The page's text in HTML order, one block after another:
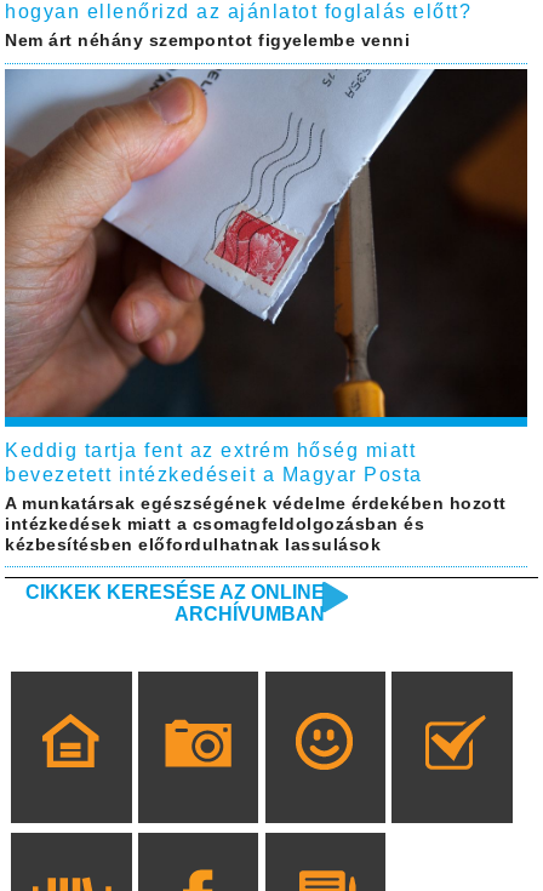
hogyan ellenőrizd az ajánlatot foglalás előtt?
Nem árt néhány szempontot figyelembe venni
Keddig tartja fent az extrém hőség miatt
bevezetett intézkedéseit a Magyar Posta
A munkatársak egészségének védelme érdekében hozott
intézkedések miatt a csomagfeldolgozásban és
kézbesítésben előfordulhatnak lassulások
CIKKEK KERESÉSE AZ ONLINE
ARCHÍVUMBAN